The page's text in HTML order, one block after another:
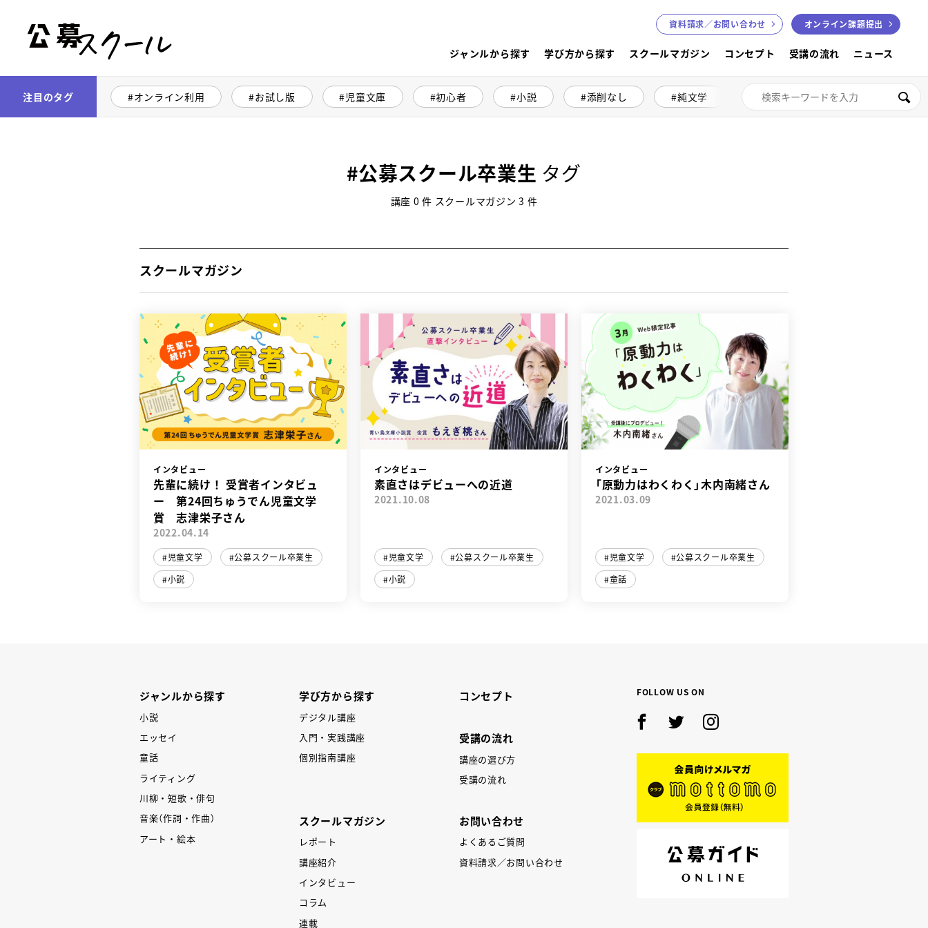
公募スクール
ジャンルから探す 学び方から探す スクールマガジン コンセプト 受講の流れ ニュース
資料請求／お問い合わせ オンライン課題提出
注目のタグ オンライン利用 お試し版 児童文庫 初心者 小説 添削なし 純文学 絵本講座 色鉛筆画
公募スクール卒業生 タグ
講座 0 件 スクールマガジン 3 件
スクールマガジン
インタビュー
先輩に続け！ 受賞者インタビュ
ー 第24回ちゅうでん児童文学
賞 志津栄子さん
2022.04.14
児童文学
公募スクール卒業生
小説
インタビュー
素直さはデビューへの近道
2021.10.08
児童文学
公募スクール卒業生
小説
インタビュー
「原動力はわくわく」木内南緒さん
2021.03.09
児童文学
公募スクール卒業生
童話
ジャンルから探す
小説
エッセイ
童話
ライティング
川柳・短歌・俳句
音楽（作詞・作曲）
アート・絵本
学び方から探す
デジタル講座
入門・実践講座
個別指南講座
スクールマガジン
レポート
講座紹介
インタビュー
コラム
連載
コンセプト
受講の流れ
講座の選び方
受講の流れ
お問い合わせ
よくあるご質問
資料請求／お問い合わせ
FOLLOW US ON
Facebook
TwitterInstagram